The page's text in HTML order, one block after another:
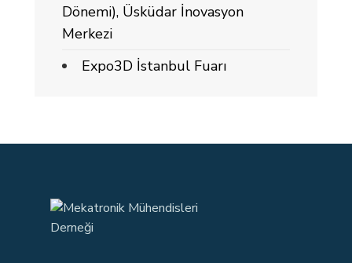
Dönemi), Üsküdar İnovasyon
Merkezi
Expo3D İstanbul Fuarı